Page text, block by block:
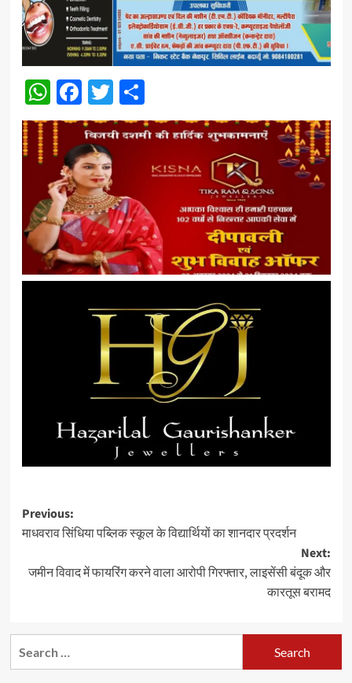
WhatsApp
Facebook
Twitter
Share
Post
navigation
Previous:
माधवराव सिंधिया पब्लिक स्कूल के विद्यार्थियों का शानदार प्रदर्शन
Next:
जमीन विवाद में फायरिंग करने वाला आरोपी गिरफ्तार, लाइसेंसी बंदूक और
कारतूस बरामद